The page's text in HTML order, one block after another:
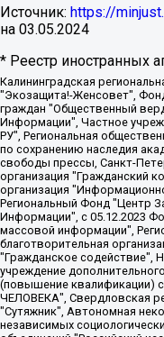
Источник: https://
на 03.05.2024
* Реестр иностранных
Калининградская региональная общественная организация "Экозащита!-Женсовет", Фонд содействия защите прав и свобод граждан "Общественный вердикт", Фонд "Институт Развития Свободы Информации", Частное учреждение "Информационное агентство МЕМО. РУ", Региональная общественная организация "Общественная комиссия по сохранению наследия академика Сахарова", Фонд поддержки свободы прессы, Санкт-Петербургская общественная правозащитная организация "Гражданский контроль", Межрегиональная общественная организация "Информационно-просветительский центр "Мемориал", Региональный Фонд "Центр Защиты Прав Средств Массовой Информации", с 05.12.2023 Фонд "Центр Защиты Прав Средств массовой информации", Региональная общественная благотворительная организация помощи беженцам и мигрантам "Гражданское содействие", Негосударственное образовательное учреждение дополнительного профессионального образования (повышение квалификации) специалистов "АКАДЕМИЯ ПО ПРАВАМ ЧЕЛОВЕКА", Свердловская региональная общественная организация "Сутяжник", Автономная некоммерческая организация "Центр независимых социологических исследований", Союз общественных объединений "Российский исследовательский центр по правам человека", Региональное общественное учреждение научно-информационный центр "МЕМОРИАЛ", Некоммерческая организация "Фонд защиты гласности", Автономная некоммерческая организация "Институт прав человека", Городская общественная организация "Екатеринбургское общество "МЕМОРИАЛ", Городская общественная организация "Рязанское историко-просветительское и правозащитное общество "Мемориал" (Рязанский Мемориал), Челябинский региональный орган общественной самодеятельности – женское общественное объединение "Женщины Евразии", Челябинский региональный орган общественной самодеятельности "Уральская правозащитная группа", Фонд содействия защите здоровья и социальной справедливости имени Андрея Рылькова, Автономная Некоммерческая Организация "Аналитический Центр Юрия Левады", Автономная некоммерческая организация социальной поддержки населения "Проект Апрель", Региональная общественная организация помощи женщинам и детям, находящимся в кризисной ситуации "Информационно-методический центр "Анна", Фонд содействия развитию массовых коммуникаций и правовому просвещению "Так-так-Так", Фонд содействия устойчивому развитию "Серебряная тайга", Свердловский региональный общественный фонд социальных проектов "Новое время", "Idel.Реалии", Кавказ.Реалии, Крым.Реалии, Телеканал Настоящее Время, Татаро-башкирская служба Радио Свобода (Azatliq Radiosi), Радио Свободная Европа/Радио Свобода (PCE/PC), "Сибирь.Реалии", "Фактограф", Благотворительный фонд помощи осужденным и их семьям, Автономная некоммерческая организация "Институт глобализации и социальных движений", Фонд "В защиту прав заключенных", Частное учреждение "Центр поддержки и содействия развитию средств массовой информации", Пензенский региональный общественный благотворительный фонд "Гражданский союз", "Север.Реалии", Некоммерческая организация Фонд "Правовая инициатива", Общество с ограниченной ответственностью "Радио Свободная Европа/Радио Свобода", Чешское информационное агентство "MEDIUM-ORIENT", Красноярская региональная общественная организация "Мы против СПИДа", Камалягин Денис Николаевич, Маркелов Сергей Евгеньевич, Пономарев Лев Александрович, Савицкая Людмила Алексеевна, Автономная некоммерческая организация "Центр по работе с проблемой насилия "НАСИЛИЮ.НЕТ", Межрегиональный профессиональный союз работников здравоохранения "Альянс врачей", Юридическое лицо, зарегистрированное в Латвийской Республике, SIA "Medusa Project" (регистрационный номер 40103797863, дата регистрации 10.06.2014), Некоммерческая организация "Фонд по борьбе с коррупцией", Автономная некоммерческая организация "Институт права и публичной политики", Баданин Роман Сергеевич, Гликин Максим Александрович, Железнова Мария Михайловна, Лукьянова Юлия Сергеевна, Маетная Елизавета Витальевна, Маняхин Петр Борисович, Чуракова Ольга Владимировна, Ярош Юлия Петровна, Юридическое лицо "The Insider SIA", зарегистрированное в Риге, Латвийская Республика (дата регистрации 26.06.2015), являющееся администратором доменного имени интернет-издания "The Insider SIA", https://theins.ru, Постернак Алексей Евгеньевич, Рубин Михаил Аркадьевич, Анин Роман Александрович, Юридическое лицо Istories fonds, зарегистрированное в Латвийской Республике (регистрационный номер 50008295751, дата регистрации 24.02.2020), Великовский Дмитрий Александрович, Долинина Ирина Николаевна, Мароховская Алеся Алексеевна, Шлейнов Роман Юрьевич, Шмагун Олеся Валентиновна, Общество с ограниченной ответственностью "Альтаир 2021", Общество с ограниченной ответственностью "Вега 2021", Общество с ограниченной ответственностью "Главный редактор 2021", Общество с ограниченной ответственностью "Ромашки монолит",